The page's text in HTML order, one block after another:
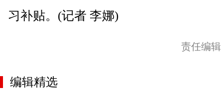
习补贴。(记者 李娜)
责任编
编辑精选